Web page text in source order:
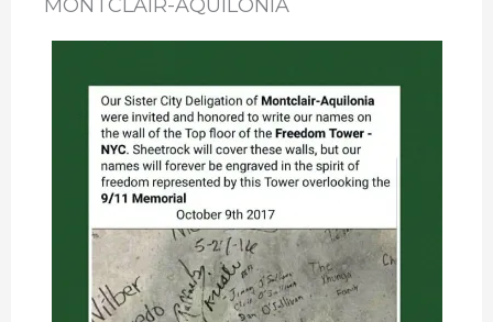
MONTCLAIR-AQUILONIA